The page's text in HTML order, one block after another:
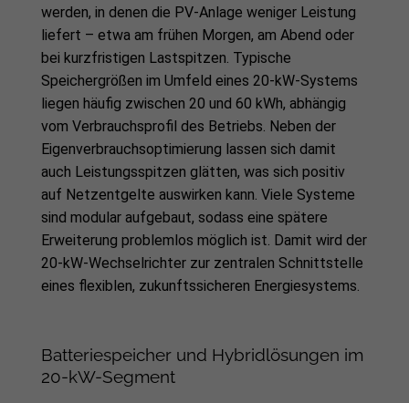
werden, in denen die PV-Anlage weniger Leistung
liefert – etwa am frühen Morgen, am Abend oder
bei kurzfristigen Lastspitzen. Typische
Speichergrößen im Umfeld eines 20-kW-Systems
liegen häufig zwischen 20 und 60 kWh, abhängig
vom Verbrauchsprofil des Betriebs. Neben der
Eigenverbrauchsoptimierung lassen sich damit
auch Leistungsspitzen glätten, was sich positiv
auf Netzentgelte auswirken kann. Viele Systeme
sind modular aufgebaut, sodass eine spätere
Erweiterung problemlos möglich ist. Damit wird der
20-kW-Wechselrichter zur zentralen Schnittstelle
eines flexiblen, zukunftssicheren Energiesystems.
Batteriespeicher und Hybridlösungen im
20-kW-Segment